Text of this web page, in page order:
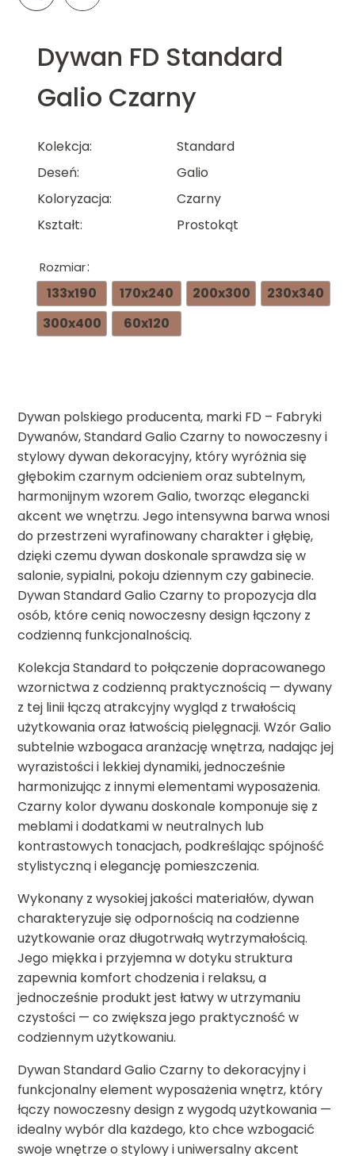
Dywan FD Standard
Galio Czarny
Kolekcja
Standard
Deseń
Galio
Koloryzacja
Czarny
Kształt
Prostokąt
Rozmiar
133x190 170x240 200x300
230x340
300x400
60x120
Dywan polskiego producenta, marki FD – Fabryki
Dywanów, Standard Galio Czarny to nowoczesny i
stylowy dywan dekoracyjny, który wyróżnia się
głębokim czarnym odcieniem oraz subtelnym,
harmonijnym wzorem Galio, tworząc elegancki
akcent we wnętrzu. Jego intensywna barwa wnosi
do przestrzeni wyrafinowany charakter i głębię,
dzięki czemu dywan doskonale sprawdza się w
salonie, sypialni, pokoju dziennym czy gabinecie.
Dywan Standard Galio Czarny to propozycja dla
osób, które cenią nowoczesny design łączony z
codzienną funkcjonalnością.
Kolekcja Standard to połączenie dopracowanego
wzornictwa z codzienną praktycznością — dywany
z tej linii łączą atrakcyjny wygląd z trwałością
użytkowania oraz łatwością pielęgnacji. Wzór Galio
subtelnie wzbogaca aranżację wnętrza, nadając jej
wyrazistości i lekkiej dynamiki, jednocześnie
harmonizując z innymi elementami wyposażenia.
Czarny kolor dywanu doskonale komponuje się z
meblami i dodatkami w neutralnych lub
kontrastowych tonacjach, podkreślając spójność
stylistyczną i elegancję pomieszczenia.
Wykonany z wysokiej jakości materiałów, dywan
charakteryzuje się odpornością na codzienne
użytkowanie oraz długotrwałą wytrzymałością.
Jego miękka i przyjemna w dotyku struktura
zapewnia komfort chodzenia i relaksu, a
jednocześnie produkt jest łatwy w utrzymaniu
czystości — co zwiększa jego praktyczność w
codziennym użytkowaniu.
Dywan Standard Galio Czarny to dekoracyjny i
funkcjonalny element wyposażenia wnętrz, który
łączy nowoczesny design z wygodą użytkowania —
idealny wybór dla każdego, kto chce wzbogacić
swoje wnętrze o stylowy i uniwersalny akcent